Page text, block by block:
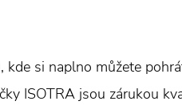
si naplno můžete
ISOTRA jsou zárukou